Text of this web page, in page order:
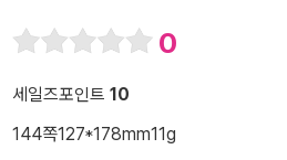
0
세일즈포인트 10
144쪽127*178mm11g